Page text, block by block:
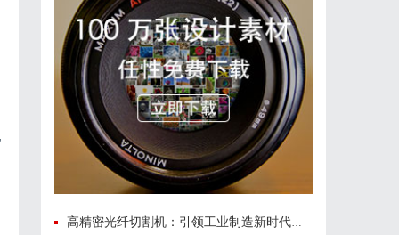
高精密光纤切割机：引领工业制造新时代的利器